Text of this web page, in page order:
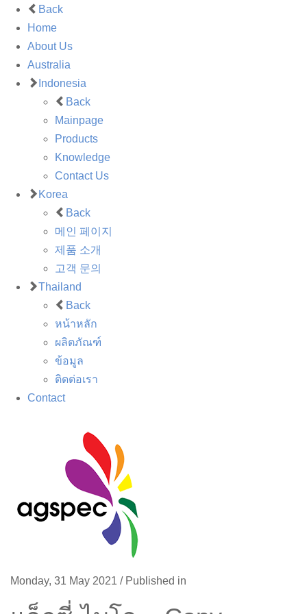
Back
Home
About Us
Australia
Indonesia
Back
Mainpage
Products
Knowledge
Contact Us
Korea
Back
메인 페이지
제품 소개
고객 문의
Thailand
Back
หน้าหลัก
ผลิตภัณฑ์
ข้อมูล
ติดต่อเรา
Contact
Monday, 31 May 2021 / Published in